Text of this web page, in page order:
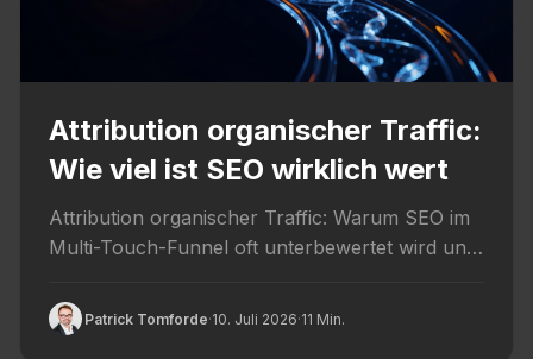
Attribution organischer Traffic:
Wie viel ist SEO wirklich wert
Attribution organischer Traffic: Warum SEO im
Multi-Touch-Funnel oft unterbewertet wird und
zeigen.Patrick Tomforde·10. Juli 2026·11 Min.